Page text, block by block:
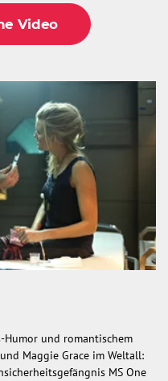
Video
und romantischem
Maggie Grace im Weltall:
MS One